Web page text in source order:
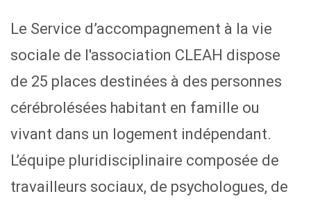
Le Service d’accompagnement à la vie
sociale de l'association CLEAH dispose
de 25 places destinées à des personnes
cérébrolésées habitant en famille ou
vivant dans un logement indépendant.
L’équipe pluridisciplinaire composée de
travailleurs sociaux, de psychologues, de